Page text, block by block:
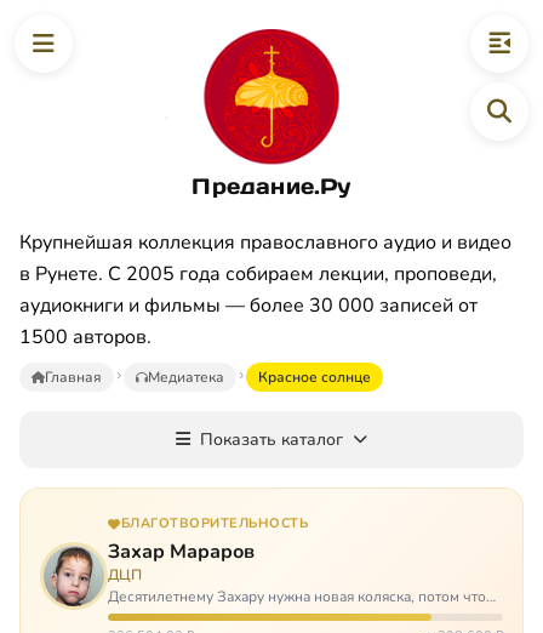
Предание.Ру
Крупнейшая коллекция православного аудио и видео
в Рунете. С 2005 года собираем лекции, проповеди,
аудиокниги и фильмы — более 30 000 записей от
1500 авторов.
Главная Медиатека Красное солнце
Показать каталог
БЛАГОТВОРИТЕЛЬНОСТЬ
Захар Мараров
ДЦП
Десятилетнему Захару нужна новая коляска, потом что
старая сломалась. А без коляски он не сможет не только